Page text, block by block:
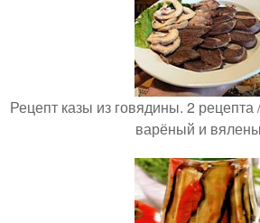
Рецепт казы из говядины. 2
варёный и